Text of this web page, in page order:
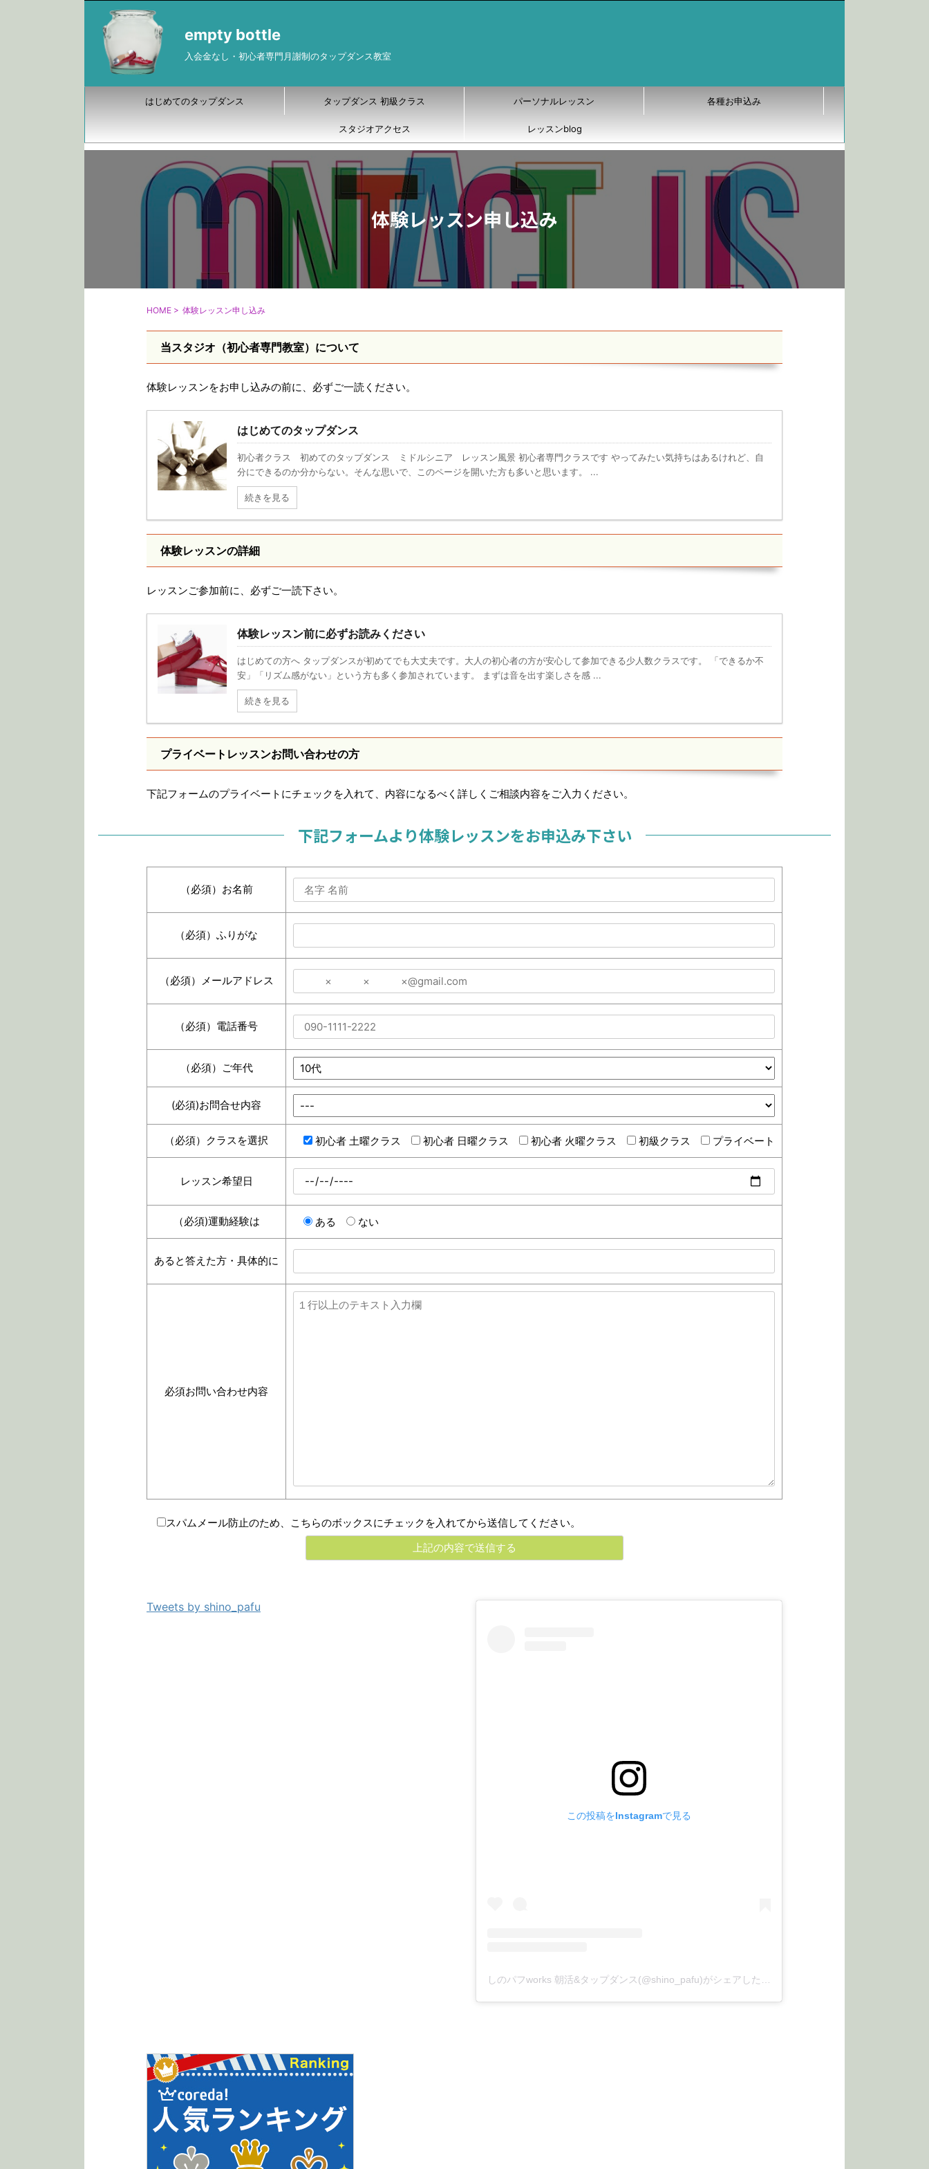
empty bottle
入会金なし・初心者専門月謝制のタップダンス教室
はじめてのタップダンス タップダンス 初級クラス パーソナルレッスン 各種お申込み
スタジオアクセス レッスンblog
体験レッスン申し込み
HOME > 体験レッスン申し込み
当スタジオ（初心者専門教室）について
体験レッスンをお申し込みの前に、必ずご一読ください。
はじめてのタップダンス
初心者クラス 初めてのタップダンス ミドルシニア レッスン風景 初心者専門クラスです やってみたい気持ちはあるけれど、自
分にできるのか分からない。そんな思いで、このページを開いた方も多いと思います。 ...
続きを見る
体験レッスンの詳細
レッスンご参加前に、必ずご一読下さい。
体験レッスン前に必ずお読みください
はじめての方へ タップダンスが初めてでも大丈夫です。大人の初心者の方が安心して参加できる少人数クラスです。 「できるか不
安」「リズム感がない」という方も多く参加されています。 まずは音を出す楽しさを感 ...
続きを見る
プライベートレッスンお問い合わせの方
下記フォームのプライベートにチェックを入れて、内容になるべく詳しくご相談内容をご入力ください。
下記フォームより体験レッスンをお申込み下さい
（必須） お名前
（必須） ふりがな
（必須） メールアドレス
（必須） 電話番号
（必須） ご年代
(必須)お問合せ内容
（必須） クラスを選択 初心者 土曜クラス 初心者 日曜クラス 初心者 火曜クラス 初級クラス プライベート
レッスン希望日
（必須)運動経験は ある ない
あると答えた方・具体的に
必須お問い合わせ内容
スパムメール防止のため、こちらのボックスにチェックを入れてから送信してください。
Tweets by shino_pafu
この投稿をInstagramで見る